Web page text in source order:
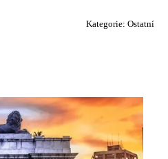
Kategorie: Ostatní